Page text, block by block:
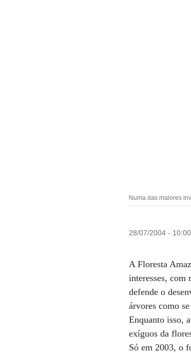
Numa das maiores
28/07/2004 - 10:00
A Floresta
interesses, com
defende o
árvores como
Enquanto isso,
exíguos da
Só em 2003, o